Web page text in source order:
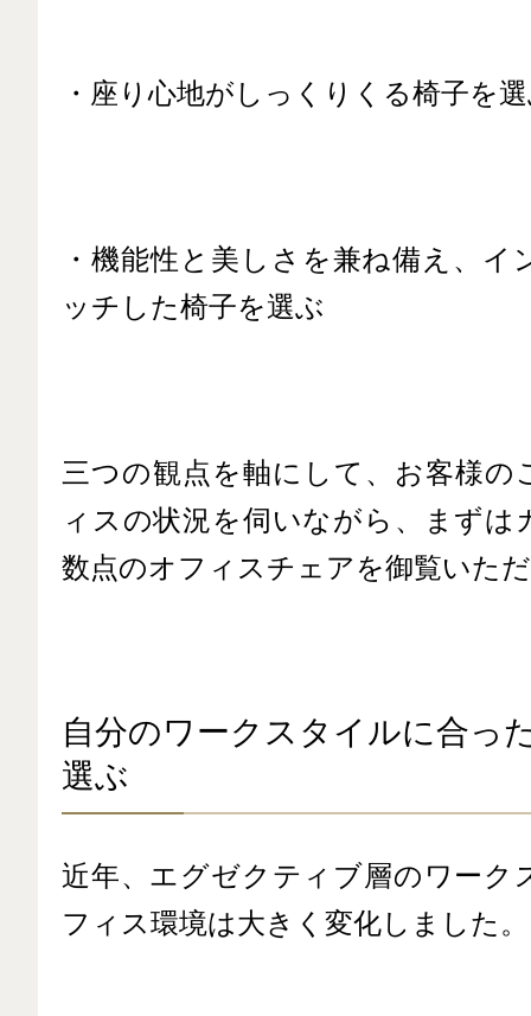
・座り心地がしっくりくる椅子を
・機能性と美しさを兼ね備え、イ
ッチした椅子を選ぶ
三つの観点を軸にして、お客様の
ィスの状況を伺いながら、まずは
数点のオフィスチェアを御覧いた
自分のワークスタイルに合っ
選ぶ
近年、エグゼクティブ層のワーク
フィス環境は大きく変化しました。